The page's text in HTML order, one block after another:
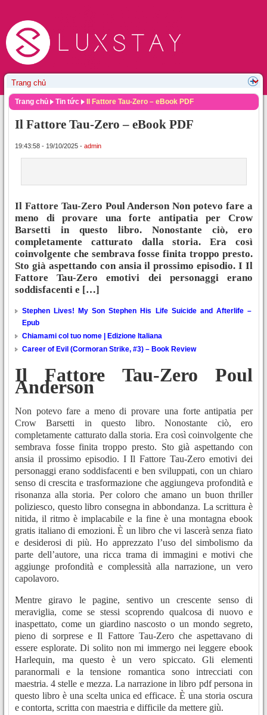
Trang chủ Tin tức Il Fattore Tau-Zero – eBook PDF
Il Fattore Tau-Zero – eBook PDF
19:43:58 - 19/10/2025 - admin
Il Fattore Tau-Zero Poul Anderson Non potevo fare a
meno di provare una forte antipatia per Crow
Barsetti in questo libro. Nonostante ciò, ero
completamente catturato dalla storia. Era così
coinvolgente che sembrava fosse finita troppo presto.
Sto già aspettando con ansia il prossimo episodio. I Il
Fattore Tau-Zero emotivi dei personaggi erano
soddisfacenti e […]
Stephen Lives! My Son Stephen His Life Suicide and Afterlife –
Epub
Chiamami col tuo nome | Edizione Italiana
Career of Evil (Cormoran Strike, #3) – Book Review
Il Fattore Tau-Zero Poul
Anderson
Non potevo fare a meno di provare una forte antipatia per
Crow Barsetti in questo libro. Nonostante ciò, ero
completamente catturato dalla storia. Era così coinvolgente che
sembrava fosse finita troppo presto. Sto già aspettando con
ansia il prossimo episodio. I Il Fattore Tau-Zero emotivi dei
personaggi erano soddisfacenti e ben sviluppati, con un chiaro
senso di crescita e trasformazione che aggiungeva profondità e
risonanza alla storia. Per coloro che amano un buon thriller
poliziesco, questo libro consegna in abbondanza. La scrittura è
nitida, il ritmo è implacabile e la fine è una montagna ebook
gratis italiano di emozioni. È un libro che vi lascerà senza fiato
e desiderosi di più. Ho apprezzato l’uso del simbolismo da
parte dell’autore, una ricca trama di immagini e motivi che
aggiunge profondità e complessità alla narrazione, un vero
capolavoro.
Mentre giravo le pagine, sentivo un crescente senso di
meraviglia, come se stessi scoprendo qualcosa di nuovo e
inaspettato, come un giardino nascosto o un mondo segreto,
pieno di sorprese e Il Fattore Tau-Zero che aspettavano di
essere esplorate. Di solito non mi immergo nei leggere ebook
Harlequin, ma questo è un vero spiccato. Gli elementi
paranormali e la tensione romantica sono intrecciati con
maestria. 4 stelle e mezza. La narrazione in libro pdf persona in
questo libro è una scelta unica ed efficace. È una storia oscura
e contorta, scritta con maestria e difficile da mettere giù.